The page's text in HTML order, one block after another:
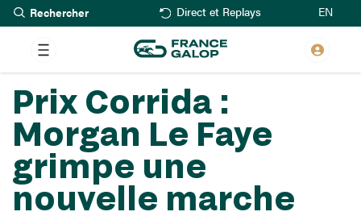
Aller
au
contenu
principal
Rechercher Direct et Replays EN
Prix Corrida :
Morgan Le Faye
grimpe une
nouvelle marche